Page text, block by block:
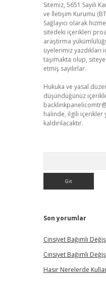
Sitemiz, 5651 Sayılı
ve İletişim Kurumu
Sağlayıcı olarak
sitedeki içerikleri
araştırma
üyelerimiz
taşımakta olup,
etmiş sayılırlar.
Hukuka ve yasal
düşündüğünüz
halinde, ilgili içerikler
kaldırılacaktır.
Son yorumlar
Cinsiyet Bağımlı
Cinsiyet Bağımlı
Hasır Nerelerde